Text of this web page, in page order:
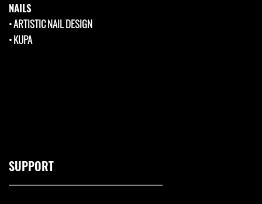
NAILS
•ARTISTIC NAIL DESIGN
•KUPA
SUPPORT